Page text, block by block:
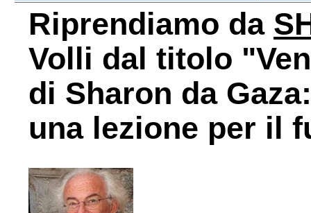
Riprendiamo da
Volli dal titolo
di Sharon da
una lezione per il